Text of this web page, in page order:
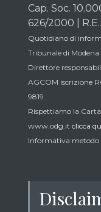
Cap. Soc.
626/2000 |
Quotidiano di
Tribunale di Modena
Direttore
AGCOM iscrizione
9819
Rispettiamo la
www.odg.it clicca
Informativa metodo